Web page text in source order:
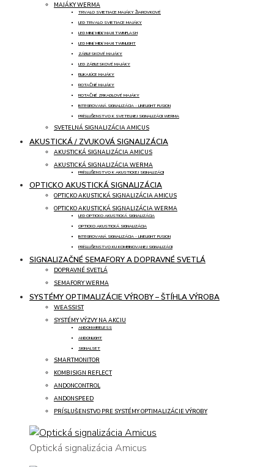
MAJÁKY WERMA
TRVALO SVIETIACE MAJÁKY ŽIAROVKOVÉ
LED TRVALO SVIETIACE MAJÁKY
LED MINI/ MIDI/ MAXI TWINFLASH
LED MINI/ MIDI/ MAXI TWINLIGHT
ZÁBLESKOVÉ MAJÁKY
LED ZÁBLESKOVÉ MAJÁKY
BLIKAJÚCE MAJÁKY
ROTAČNÉ MAJÁKY
ROTAČNÉ ZRKADLOVÉ MAJÁKY
INTEGROVANÁ SIGNALIZÁCIA - LINELIGHT FUSION
PRÍSLUŠENSTVO K SVETELNEJ SIGNALIZÁCII WERMA
SVETELNÁ SIGNALIZÁCIA AMICUS
AKUSTICKÁ / ZVUKOVÁ SIGNALIZÁCIA
AKUSTICKÁ SIGNALIZÁCIA AMICUS
AKUSTICKÁ SIGNALIZÁCIA WERMA
PRÍSLUŠENSTVO K AKUSTICKEJ SIGNALIZÁCII
OPTICKO AKUSTICKÁ SIGNALIZÁCIA
OPTICKO AKUSTICKÁ SIGNALIZÁCIA AMICUS
OPTICKO AKUSTICKÁ SIGNALIZÁCIA WERMA
LED OPTICKO AKUSTICKÁ SIGNALIZÁCIA
OPTICKO AKUSTICKÁ SIGNALIZÁCIA
INTEGROVANÁ SIGNALIZÁCIA - LINELIGHT FUSION
PRÍSLUŠENSTVO KU KOMBINOVANEJ SIGNALIZÁCII
SIGNALIZAČNÉ SEMAFORY A DOPRAVNÉ SVETLÁ
DOPRAVNÉ SVETLÁ
SEMAFORY WERMA
SYSTÉMY OPTIMALIZÁCIE VÝROBY – ŠTÍHLA VÝROBA
WEASSIST
SYSTÉMY VÝZVY NA AKCIU
ANDONWIRELESS
ANDONLIGHT
SIGNALSET
SMARTMONITOR
KOMBISIGN REFLECT
ANDONCONTROL
ANDONSPEED
PRÍSLUŠENSTVO PRE SYSTÉMY OPTIMALIZÁCIE VÝROBY
Optická signalizácia Amicus